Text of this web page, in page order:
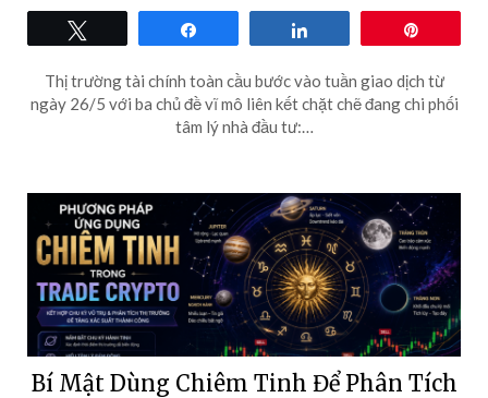
Thị trường tài chính toàn cầu bước vào tuần giao dịch từ
ngày 26/5 với ba chủ đề vĩ mô liên kết chặt chẽ đang chi phối
tâm lý nhà đầu tư:…
Bí Mật Dùng Chiêm Tinh Để Phân Tích